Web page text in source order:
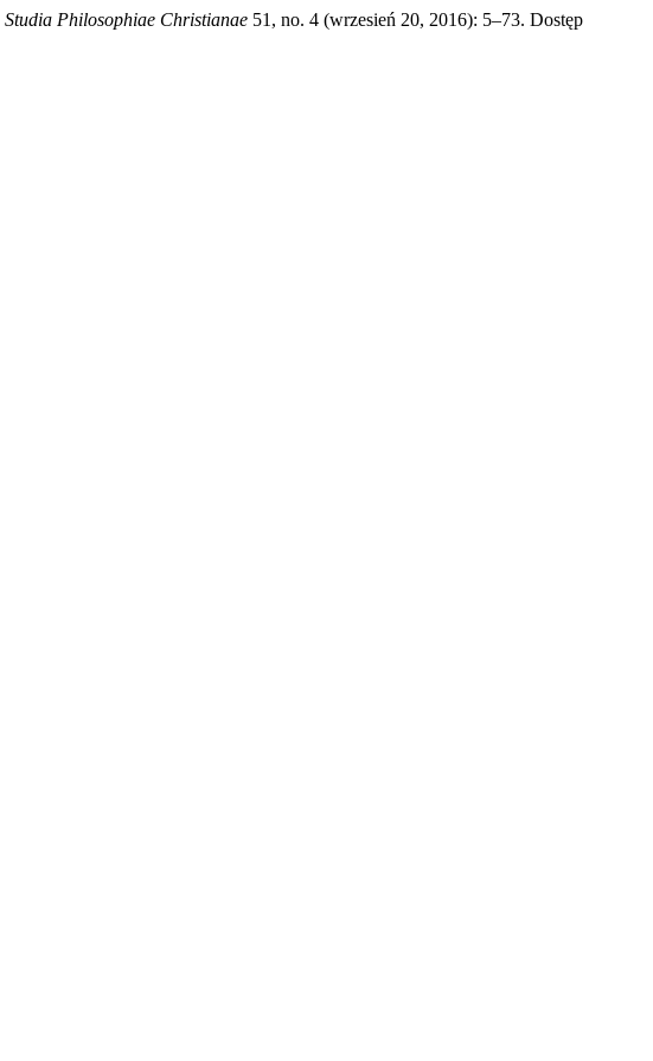
Studia Philosophiae Christianae 51, no. 4 (wrzesień 20, 2016): 5–73. Dostęp